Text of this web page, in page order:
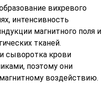
вихревого
интенсивность
магнитного поля и
тканей.
сыворотка крови
поэтому они
воздействию.